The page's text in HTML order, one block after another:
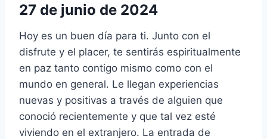
27 de junio de 2024
Hoy es un buen día para ti. Junto con el
disfrute y el placer, te sentirás espiritualmente
en paz tanto contigo mismo como con el
mundo en general. Le llegan experiencias
nuevas y positivas a través de alguien que
conoció recientemente y que tal vez esté
viviendo en el extranjero. La entrada de